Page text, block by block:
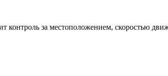
за местоположением, скоростью